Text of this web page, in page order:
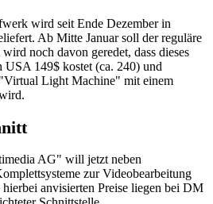
wird seit Ende Dezember in
Ab Mitte Januar soll der reguläre
noch davon geredet, dass dieses
149$ kostet (ca. 240) und
Light Machine" mit einem
AG" will jetzt neben
zur Videobearbeitung
anvisierten Preise liegen bei DM